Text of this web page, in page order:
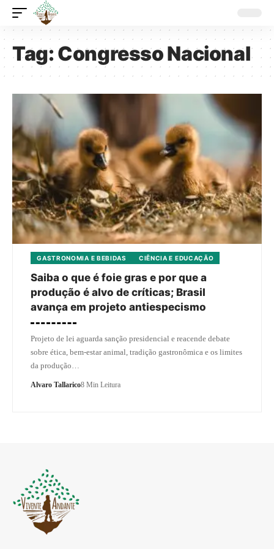
Tag:Congresso Nacional
GASTRONOMIA E BEBIDAS CIÊNCIA E EDUCAÇÃO
Saiba o que é foie gras e por que a
produção é alvo de críticas; Brasil
avança em projeto antiespecismo
Projeto de lei aguarda sanção presidencial e reacende debate
sobre ética, bem-estar animal, tradição gastronômica e os limites
da produção…
Alvaro Tallarico8 Min Leitura